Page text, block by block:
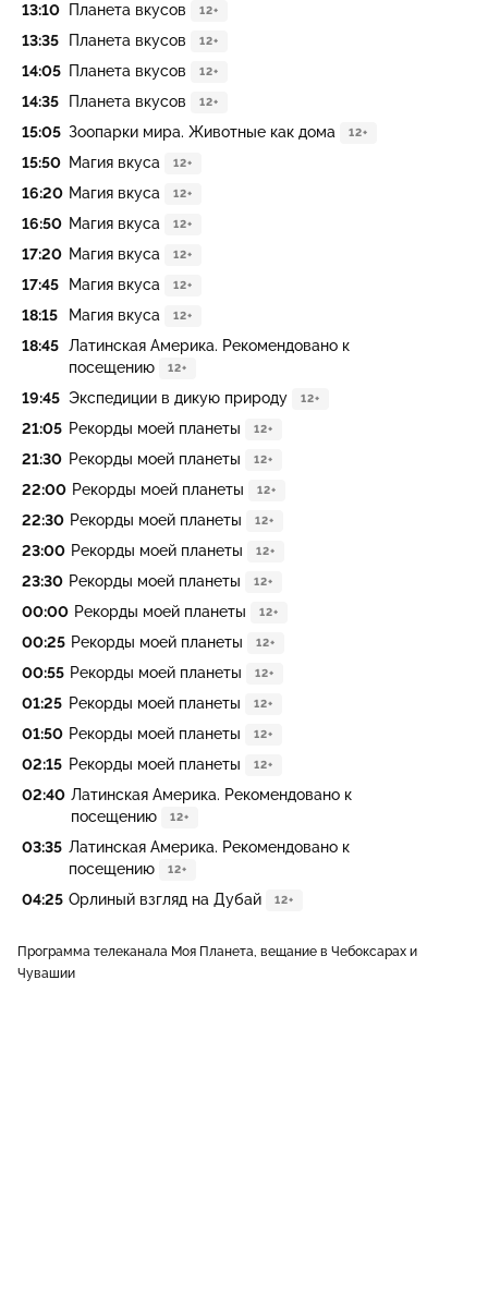
13:10 Планета вкусов 12+
13:35 Планета вкусов 12+
14:05 Планета вкусов 12+
14:35 Планета вкусов 12+
15:05 Зоопарки мира. Животные как дома 12+
15:50 Магия вкуса 12+
16:20 Магия вкуса 12+
16:50 Магия вкуса 12+
17:20 Магия вкуса 12+
17:45 Магия вкуса 12+
18:15 Магия вкуса 12+
18:45
Латинская Америка. Рекомендовано к
посещению
12+
19:45 Экспедиции в дикую природу 12+
21:05 Рекорды моей планеты 12+
21:30 Рекорды моей планеты 12+
22:00 Рекорды моей планеты 12+
22:30 Рекорды моей планеты 12+
23:00 Рекорды моей планеты 12+
23:30 Рекорды моей планеты 12+
00:00 Рекорды моей планеты 12+
00:25 Рекорды моей планеты 12+
00:55 Рекорды моей планеты 12+
01:25 Рекорды моей планеты 12+
01:50 Рекорды моей планеты 12+
02:15 Рекорды моей планеты 12+
02:40 Латинская Америка. Рекомендовано к
посещению
12+
03:35 Латинская Америка. Рекомендовано к
посещению
12+
04:25 Орлиный взгляд на Дубай 12+
Программа телеканала Моя Планета, вещание в Чебоксарах и
Чувашии